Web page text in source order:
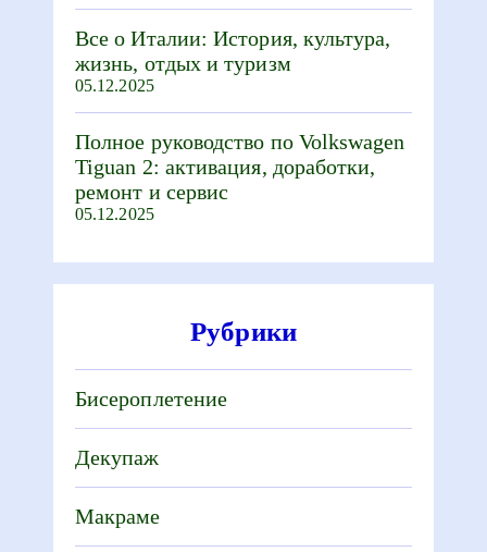
Все о Италии: История, культура,
жизнь, отдых и туризм
05.12.2025
Полное руководство по Volkswagen
Tiguan 2: активация, доработки,
ремонт и сервис
05.12.2025
Рубрики
Бисероплетение
Декупаж
Макраме